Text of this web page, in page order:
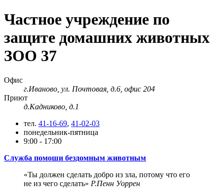
Частное учреждение по
защите домашних животных
ЗОО 37
Офис
г.Иваново, ул. Почтовая, д.6, офис 204
Приют
д.Кадниково, д.1
тел. 41-16-69, 41-02-03
понедельник-пятница
9:00 - 17:00
Служба помоши бездомным животным
Ты должен сделать добро из зла, потому что его
не из чего сделать
Р.Пенн Уоррен